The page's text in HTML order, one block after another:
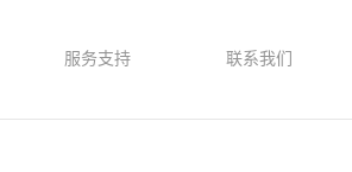
服务支持 联系我们